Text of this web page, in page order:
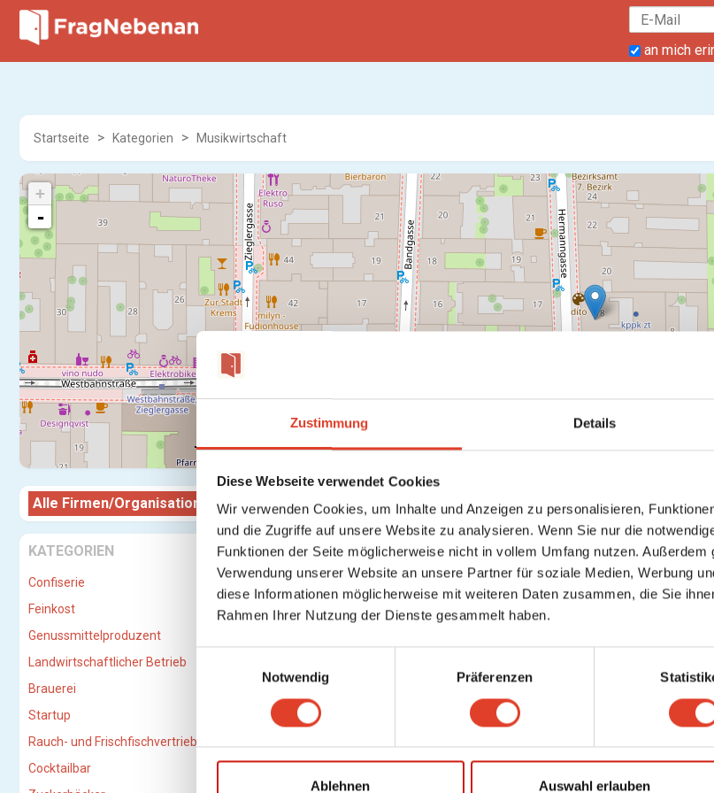
Zustimmung Details
Diese Webseite verwendet Cookies
Wir verwenden Cookies, um Inhalte und Anzeigen zu personalisieren,
und die Zugriffe auf unsere Website zu analysieren. Wenn Sie nur die
Funktionen der Seite möglicherweise nicht in vollem Umfang nutzen. Außerdem
Verwendung unserer Website an unsere Partner für soziale Medien, Werbung
diese Informationen möglicherweise mit weiteren Daten zusammen, die Sie
Rahmen Ihrer Nutzung der Dienste gesammelt haben.
i
Notwendig Präferenzen
Ablehnen Auswahl erlauben
an mich
Startseite Kategorien Musikwirtschaft
+
-
Alle Firmen/Organisationen
KATEGORIEN
Confiserie
Feinkost
Genussmittelproduzent
Landwirtschaftlicher Betrieb
Brauerei
Startup
Rauch- und Frischfischvertriebs-GmbH
Cocktailbar
Firma/Organisation Für
musikwirtschaft
Waves Vienna
Musikwirtschaft,Musikveranstaltungsorte
Hermanngasse 18, 1070 Wien 7., Neubau, Wien, Österreich
5586.53 km entfernt
2 Bewertungen